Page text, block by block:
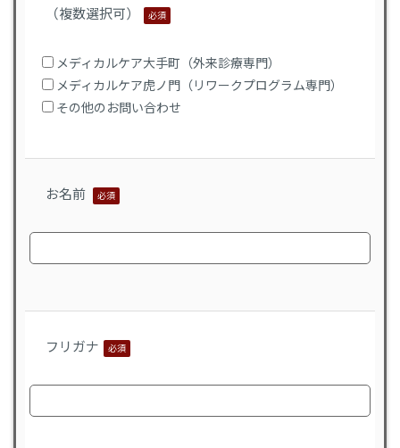
（複数選択可）
必須
メディカルケア大手町（外来診療専門）
メディカルケア虎ノ門（リワークプログラム専門）
その他のお問い合わせ
お名前 必須
フリガナ 必須